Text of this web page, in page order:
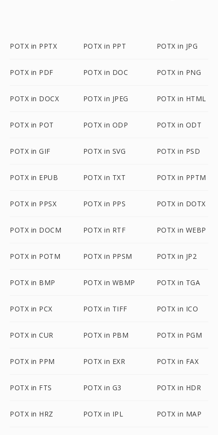
POTX in PPTX POTX in PPT POTX in JPG
POTX in PDF POTX in DOC POTX in PNG
POTX in DOCX POTX in JPEG POTX in HTML
POTX in POT POTX in ODP POTX in ODT
POTX in GIF POTX in SVG POTX in PSD
POTX in EPUB POTX in TXT POTX in PPTM
POTX in PPSX POTX in PPS POTX in DOTX
POTX in DOCM POTX in RTF POTX in WEBP
POTX in POTM POTX in PPSM POTX in JP2
POTX in BMP POTX in WBMP POTX in TGA
POTX in PCX POTX in TIFF POTX in ICO
POTX in CUR POTX in PBM POTX in PGM
POTX in PPM POTX in EXR POTX in FAX
POTX in FTS POTX in G3 POTX in HDR
POTX in HRZ POTX in IPL POTX in MAP